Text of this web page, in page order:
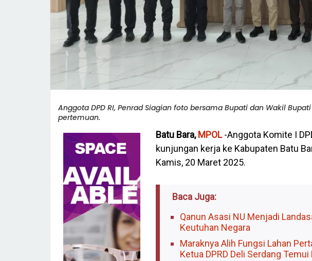
Anggota DPD RI, Penrad Siagian foto bersama Bupati dan Wakil
pertemuan.
Batu Bara, MPOL-Anggota Komite I
kunjungan kerja ke Kabupaten Batu
Kamis, 20 Maret 2025.
Baca Juga:
Qanun Asasi NU Menjadi
Keutuhan Negara
Maraknya Alih Fungsi Lahan
Ketua DPRD Deli Serdang